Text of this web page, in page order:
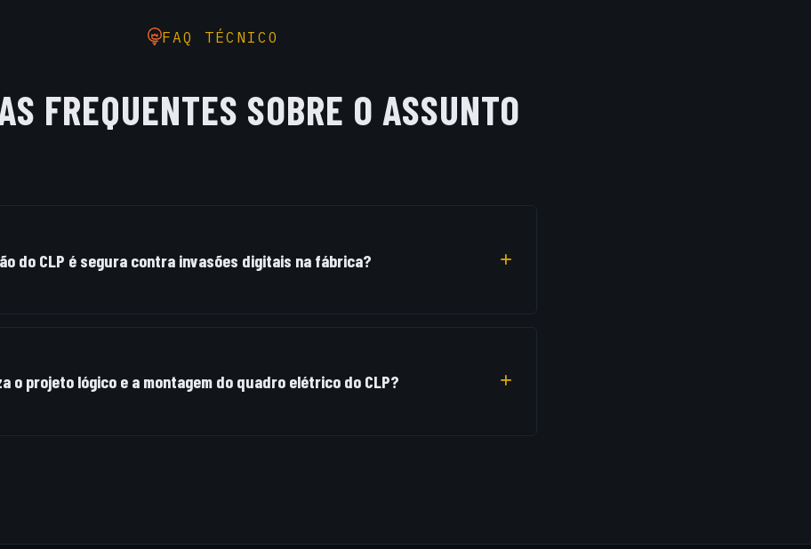
FAQ TÉCNICO
FREQUENTES SOBRE O ASSUNTO
do CLP é segura contra invasões digitais na fábrica?
operam em redes de controle locais isoladas da internet
o projeto lógico e a montagem do quadro elétrico do CLP?
a lógica de CLP nos padrões internacionais (linguagem